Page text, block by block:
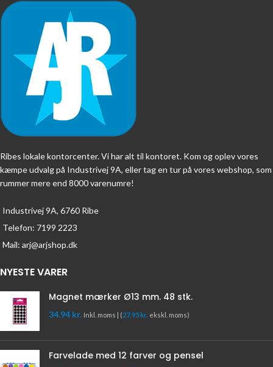
Ribes lokale kontorcenter. Vi har alt til kontoret. Kom og oplev vores
kæmpe udvalg på Industrivej 9A, eller tag en tur på vores webshop, som
rummer mere end 8000 varenumre!
Industrivej 9A, 6760 Ribe
Telefon: 7199 2223
Mail: arj@arjshop.dk
NYESTE VARER
Magnet mærker Ø13 mm. 48 stk.
34.94 kr. Inkl. moms | (27.95 kr. ekskl. moms)
Farvelade med 12 farver og pensel